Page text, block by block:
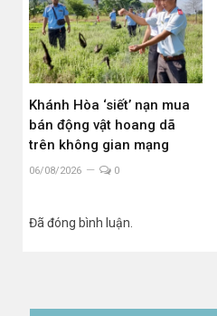
Khánh Hòa ‘siết’ nạn mua
bán động vật hoang dã
trên không gian mạng
06/08/2026 0
Đã đóng bình luận.